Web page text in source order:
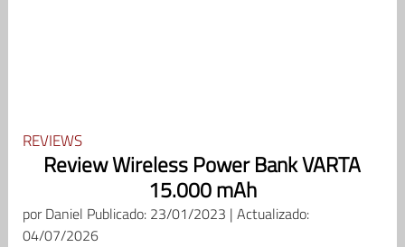
REVIEWS
Review Wireless Power Bank VARTA
15.000 mAh
porDaniel Publicado: 23/01/2023 | Actualizado:
04/07/2026